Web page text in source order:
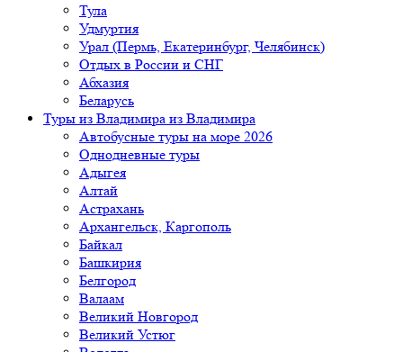
Тула
Удмуртия
Урал (Пермь, Екатеринбург, Челябинск)
Отдых в России и СНГ
Абхазия
Беларусь
Туры из Владимира из Владимира
Автобусные туры на море 2026
Однодневные туры
Адыгея
Алтай
Астрахань
Архангельск, Каргополь
Байкал
Башкирия
Белгород
Валаам
Великий Новгород
Великий Устюг